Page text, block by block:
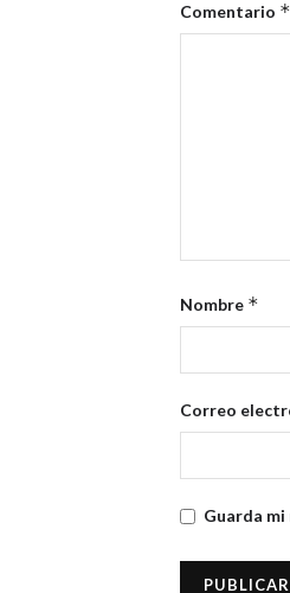
Comentario *
Nombre *
Correo
Guarda